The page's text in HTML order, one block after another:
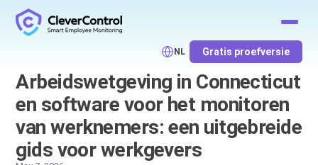
NL Gratis proefversie
Arbeidswetgeving in Connecticut
en software voor het monitoren
van werknemers: een uitgebreide
gids voor werkgevers